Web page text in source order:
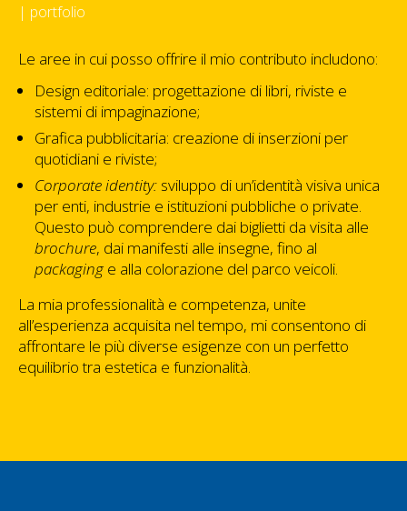
| portfolio
Le aree in cui posso offrire il mio contributo includono:
Design editoriale: progettazione di libri, riviste e
sistemi di impaginazione;
Grafica pubblicitaria: creazione di inserzioni per
quotidiani e riviste;
Corporate identity: sviluppo di un’identità visiva unica
per enti, industrie e istituzioni pubbliche o private.
Questo può comprendere dai biglietti da visita alle
brochure, dai manifesti alle insegne, fino al
packaging e alla colorazione del parco veicoli.
La mia professionalità e competenza, unite
all’esperienza acquisita nel tempo, mi consentono di
affrontare le più diverse esigenze con un perfetto
equilibrio tra estetica e funzionalità.